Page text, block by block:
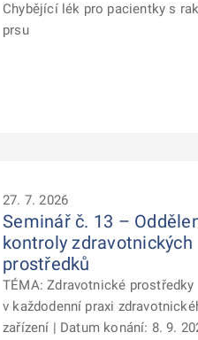
Chybějící lék pro pacientky s
prsu
27. 7. 2026
Seminář č. 13 –
kontroly zdravotnických
prostředků
TÉMA: Zdravotnické prostředky
v každodenní praxi
zařízení | Datum konání: 8. 9.